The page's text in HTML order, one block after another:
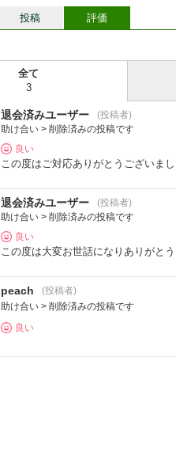
投稿 評価
全て
3
退会済みユーザー
(投稿者)
助け合い > 削除済みの投稿です
良い
この度はご対応ありがとうございま
退会済みユーザー
(投稿者)
助け合い > 削除済みの投稿です
良い
この度は大変お世話になりありがと
peach
(投稿者)
助け合い > 削除済みの投稿です
良い